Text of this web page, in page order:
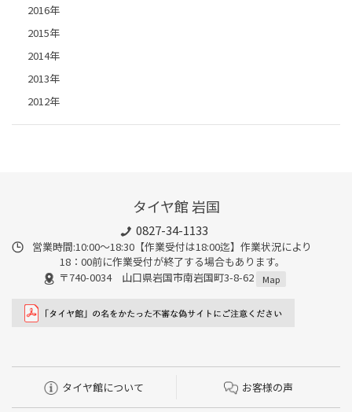
2016年
2015年
2014年
2013年
2012年
タイヤ館 岩国
0827-34-1133
営業時間:10:00〜18:30【作業受付は18:00迄】作業状況により
18：00前に作業受付が終了する場合もあります。
〒740-0034 山口県岩国市南岩国町3-8-62
Map
タイヤ館について お客様の声